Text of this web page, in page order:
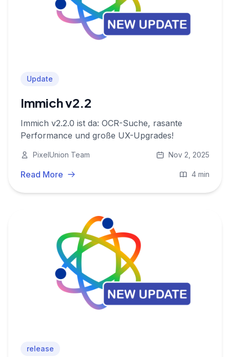
Update
Immich v2.2
Immich v2.2.0 ist da: OCR-Suche, rasante
Performance und große UX-Upgrades!
PixelUnion Team Nov 2, 2025
Read More 4 min
release